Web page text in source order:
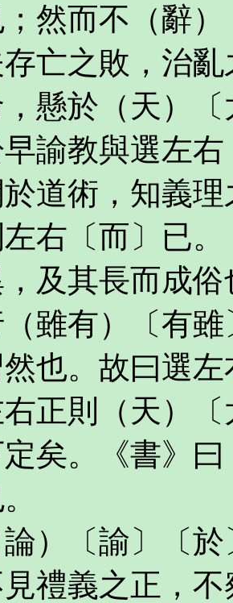
然而不（辭
亡之敗，治
懸於（天）
諭教與選左
道術，知義
右〔而〕已
及其長而成
雖有）〔有
也。故曰選
正則（天）
矣。《書》
）〔諭〕〔
禮義之正，